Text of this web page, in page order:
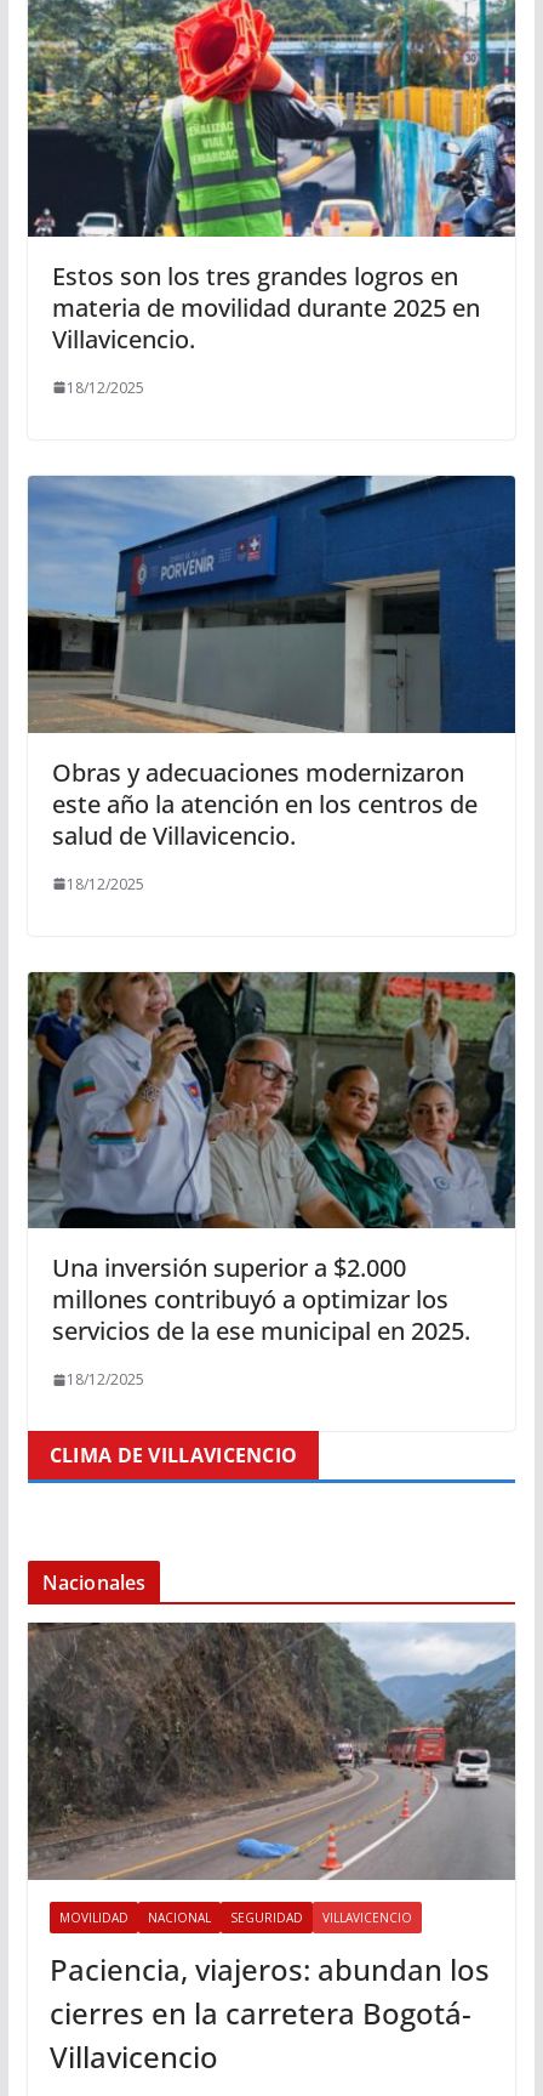
Estos son los tres grandes logros en
materia de movilidad durante 2025 en
Villavicencio.
18/12/2025
Obras y adecuaciones modernizaron
este año la atención en los centros de
salud de Villavicencio.
18/12/2025
Una inversión superior a $2.000
millones contribuyó a optimizar los
servicios de la ese municipal en 2025.
18/12/2025
CLIMA DE VILLAVICENCIO
Nacionales
MOVILIDAD NACIONAL SEGURIDAD VILLAVICENCIO
Paciencia, viajeros: abundan los
cierres en la carretera Bogotá-
Villavicencio